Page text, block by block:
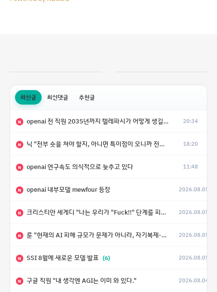
최신글 최신댓글 추천글
N openai 전 직원 2035년까지 텔레파시가 어떻게 생길 수 있는지 20:34
N 닉 "전부 숏을 쳐야 할지, 아니면 특이점이 오니까 전부 롱을 쳐야 할지 모르겠다.” 18:20
N openai 연구속도 의식적으로 늦추고 있다 11:48
N openai 내부모델 mewfour 등장 2026.08.05
N 크리스티안 세게디 "나는 우리가 "Fuck!!" 단계를 피할 수 있기를 바랄 뿐" 2026.08.05
N 룬 "현재의 AI 피해 규모가 문제가 아니라, 자기복제·탈출·확산이 가능한 지능형 시스템의 피해에는 이론적으로 상한이 없다는 것이 문제" 2026.08.05
N SSI 8월에 새로운 모델 발표 (6) 2026.08.05
N 구글 직원 "내 생각엔 AGI는 이미 와 있다." 2026.08.04